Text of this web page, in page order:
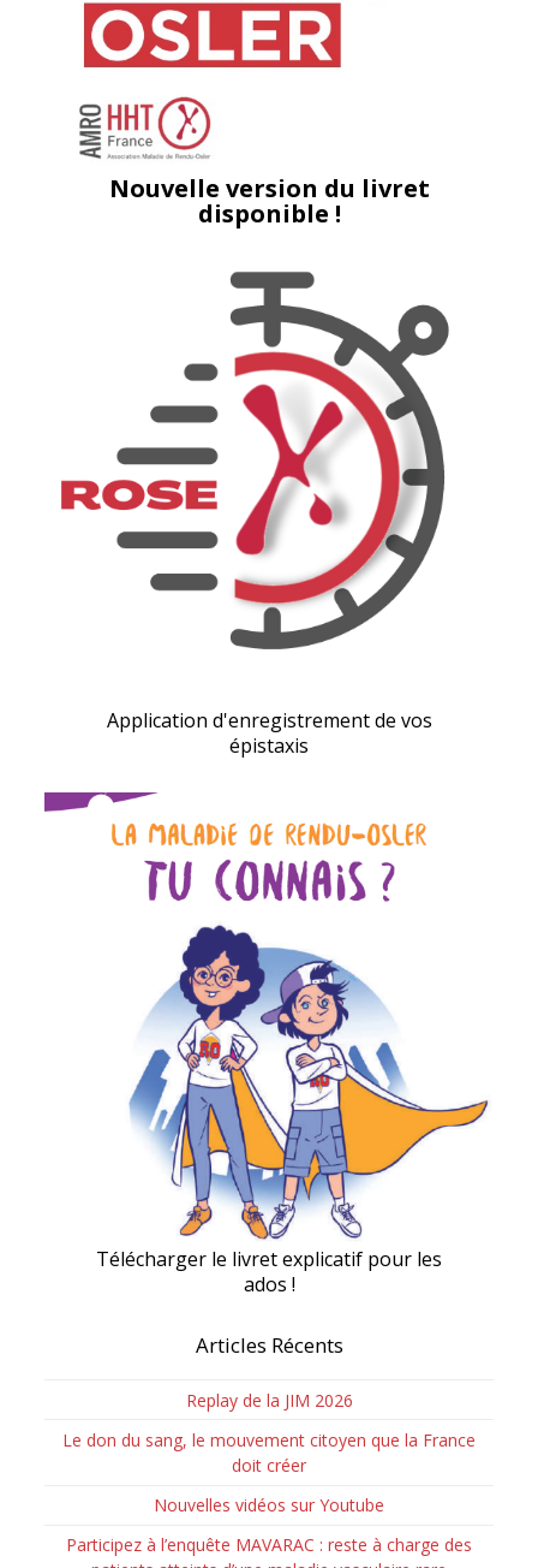
Nouvelle version du livret
disponible !
Application d'enregistrement de vos
épistaxis
Télécharger le livret explicatif pour les
ados !
Articles Récents
Replay de la JIM 2026
Le don du sang, le mouvement citoyen que la France
doit créer
Nouvelles vidéos sur Youtube
Participez à l’enquête MAVARAC : reste à charge des